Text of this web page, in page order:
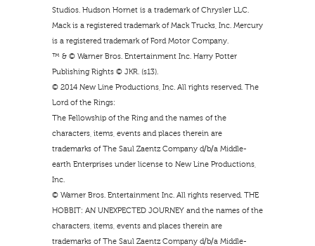
Studios. Hudson Hornet is a trademark of Chrysler LLC.
Mack is a registered trademark of Mack Trucks, Inc. Mercury
is a registered trademark of Ford Motor Company.
™ & © Warner Bros. Entertainment Inc. Harry Potter
Publishing Rights © JKR. (s13).
© 2014 New Line Productions, Inc. All rights reserved. The
Lord of the Rings:
The Fellowship of the Ring and the names of the
characters, items, events and places therein are
trademarks of The Saul Zaentz Company d/b/a Middle-
earth Enterprises under license to New Line Productions,
Inc.
© Warner Bros. Entertainment Inc. All rights reserved. THE
HOBBIT: AN UNEXPECTED JOURNEY and the names of the
characters, items, events and places therein are
trademarks of The Saul Zaentz Company d/b/a Middle-